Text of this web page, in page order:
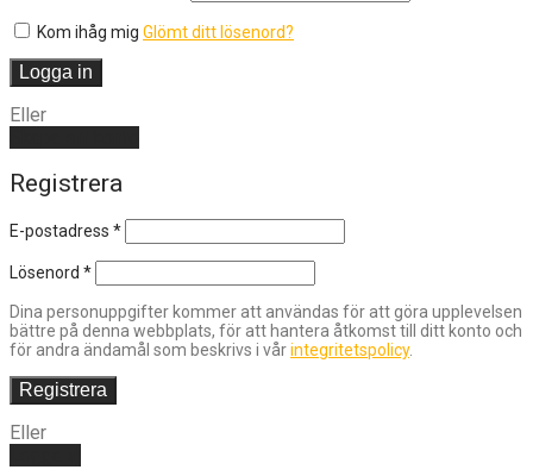
Kom ihåg mig Glömt ditt lösenord?
Logga in
Eller
Registrera
E-postadress *
Lösenord *
Dina personuppgifter kommer att användas för att göra upplevelsen
bättre på denna webbplats, för att hantera åtkomst till ditt konto och
för andra ändamål som beskrivs i vårintegritetspolicy.
Registrera
Eller